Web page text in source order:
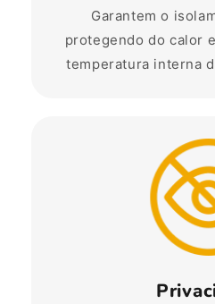
Garantem o
protegendo do calor
temperatura interna